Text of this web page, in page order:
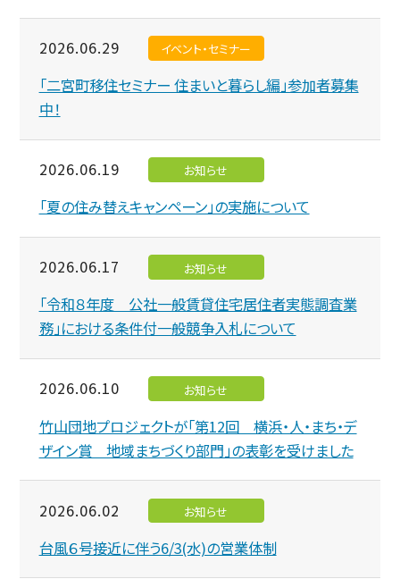
2026.06.29 イベント・セミナー
「二宮町移住セミナー 住まいと暮らし編」参加者募集
中！
2026.06.19 お知らせ
「夏の住み替えキャンペーン」の実施について
2026.06.17 お知らせ
「令和８年度 公社一般賃貸住宅居住者実態調査業
務」における条件付一般競争入札について
2026.06.10 お知らせ
竹山団地プロジェクトが「第12回 横浜・人・まち・デ
ザイン賞 地域まちづくり部門」の表彰を受けました
2026.06.02 お知らせ
台風６号接近に伴う6/3(水)の営業体制